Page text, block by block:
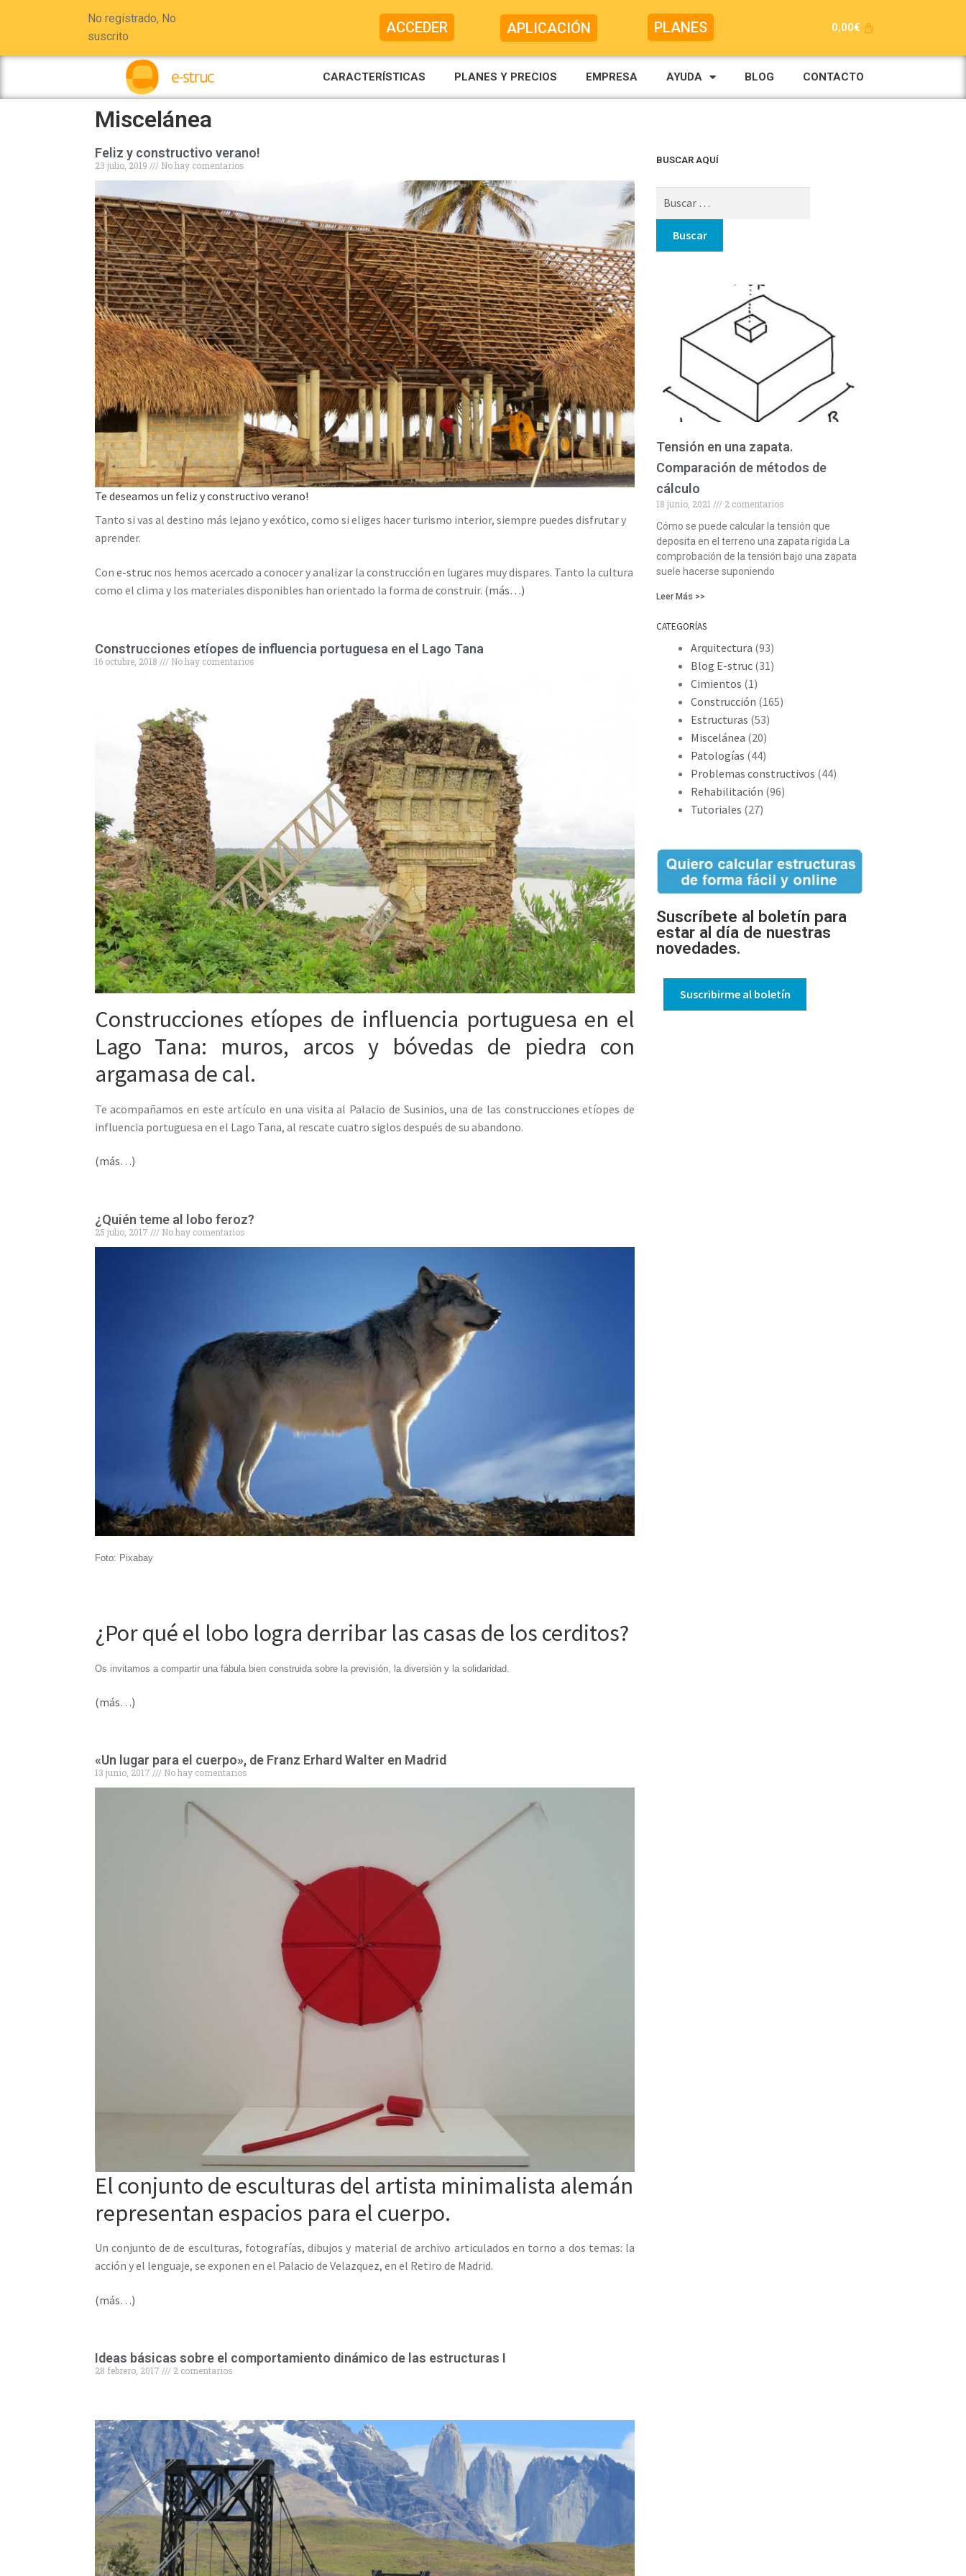
No registrado, No
suscrito
ACCEDER APLICACIÓN PLANES 0,00€
CARACTERÍSTICAS PLANES Y PRECIOS EMPRESA AYUDA BLOG CONTACTO
Miscelánea
Feliz y constructivo verano!
23 julio, 2019 No hay comentarios
Te deseamos un feliz y constructivo verano!
Tanto si vas al destino más lejano y exótico, como si eliges hacer turismo interior, siempre puedes disfrutar y
aprender.
Con e-strucnos hemos acercado a conocer y analizar la construcción en lugares muy dispares. Tanto la cultura
como el clima y los materiales disponibles han orientado la forma de construir. (más…)
Construcciones etíopes de influencia portuguesa en el Lago Tana
16 octubre, 2018 No hay comentarios
Construcciones etíopes de influencia portuguesa en el
Lago Tana: muros, arcos y bóvedas de piedra con
argamasa de cal.
Te acompañamos en este artículo en una visita al Palacio de Susinios, una de las construcciones etíopes de
influencia portuguesa en el Lago Tana, al rescate cuatro siglos después de su abandono.
(más…)
¿Quién teme al lobo feroz?
25 julio, 2017 No hay comentarios
Foto: Pixabay
¿Por qué el lobo logra derribar las casas de los cerditos?
Os invitamos a compartir una fábula bien construida sobre la previsión, la diversión y la solidaridad.
(más…)
«Un lugar para el cuerpo», de Franz Erhard Walter en Madrid
13 junio, 2017 No hay comentarios
El conjunto de esculturas del artista minimalista alemán
representan espacios para el cuerpo.
Un conjunto de de esculturas, fotografías, dibujos y material de archivo articulados en torno a dos temas: la
acción y el lenguaje, se exponen en el Palacio de Velazquez, en el Retiro de Madrid.
(más…)
Ideas básicas sobre el comportamiento dinámico de las estructuras I
28 febrero, 2017 2 comentarios
BUSCAR AQUÍ
Tensión en una zapata.
Comparación de métodos de
cálculo
18 junio, 2021
2 comentarios
Cómo se puede calcular la tensión que
deposita en el terreno una zapata rígida La
comprobación de la tensión bajo una zapata
suele hacerse suponiendo
Leer Más >>
CATEGORÍAS
Arquitectura (93)
Blog E-struc (31)
Cimientos (1)
Construcción (165)
Estructuras (53)
Miscelánea (20)
Patologías (44)
Problemas constructivos (44)
Rehabilitación (96)
Tutoriales (27)
Suscríbete al boletín para
estar al día de nuestras
novedades.
Suscribirme al boletín